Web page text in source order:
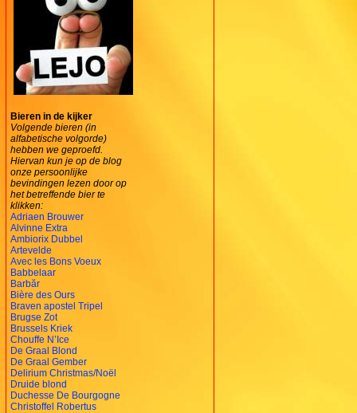
Bieren in de kijker
Volgende bieren (in
alfabetische volgorde)
hebben we geproefd.
Hiervan kun je op de blog
onze persoonlijke
bevindingen lezen door op
het betreffende bier te
klikken:
Adriaen Brouwer
Alvinne Extra
Ambiorix Dubbel
Artevelde
Avec les Bons Voeux
Babbelaar
Barbăr
Bière des Ours
Braven apostel Tripel
Brugse Zot
Brussels Kriek
Chouffe N’Ice
De Graal Blond
De Graal Gember
Delirium Christmas/Noël
Druide blond
Duchesse De Bourgogne
Christoffel Robertus